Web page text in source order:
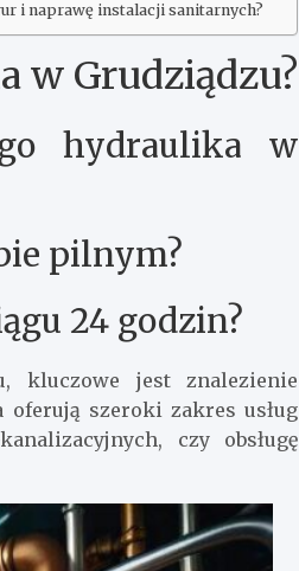
i naprawę instalacji sanitarnych?
w Grudziądzu?
hydraulika w
pilnym?
24 godzin?
kluczowe jest znalezienie
szeroki zakres usług
czy obsługę